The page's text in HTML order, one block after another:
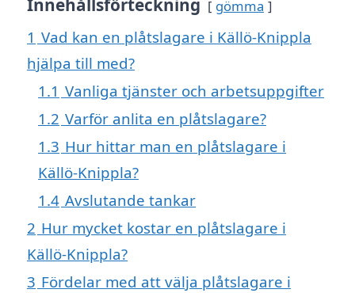
Innehållsförteckning gömma
1 Vad kan en plåtslagare i Källö-Knippla
hjälpa till med?
1.1 Vanliga tjänster och arbetsuppgifter
1.2 Varför anlita en plåtslagare?
1.3 Hur hittar man en plåtslagare i
Källö-Knippla?
1.4 Avslutande tankar
2 Hur mycket kostar en plåtslagare i
Källö-Knippla?
3 Fördelar med att välja plåtslagare i